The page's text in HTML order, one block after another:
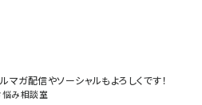
ガ配信やソーシャルもよろしくです！
悩み相談室